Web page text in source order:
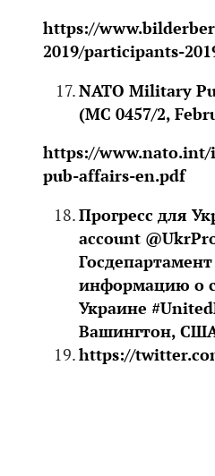
https://
2019/participants-
NATO Military
(MC 0457/2,
https://
pub-affairs-en.pdf
Прогресс для
account
информацию о
Украине
Вашингтон,
https://